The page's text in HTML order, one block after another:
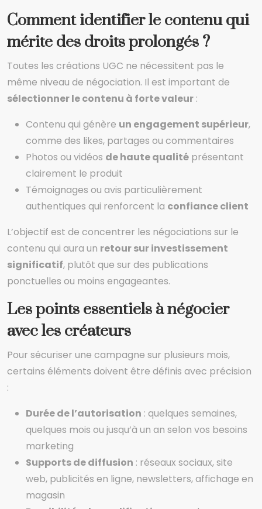
Comment identifier le contenu qui
mérite des droits prolongés ?
Toutes les créations UGC ne nécessitent pas le
même niveau de négociation. Il est important de
sélectionner le contenu à forte valeur :
Contenu qui génère un engagement supérieur,
comme des likes, partages ou commentaires
Photos ou vidéos de haute qualité présentant
clairement le produit
Témoignages ou avis particulièrement
authentiques qui renforcent la confiance client
L’objectif est de concentrer les négociations sur le
contenu qui aura un retour sur investissement
significatif, plutôt que sur des publications
ponctuelles ou moins engageantes.
Les points essentiels à négocier
avec les créateurs
Pour sécuriser une campagne sur plusieurs mois,
certains éléments doivent être définis avec précision
:
Durée de l’autorisation : quelques semaines,
quelques mois ou jusqu’à un an selon vos besoins
marketing
Supports de diffusion : réseaux sociaux, site
web, publicités en ligne, newsletters, affichage en
magasin